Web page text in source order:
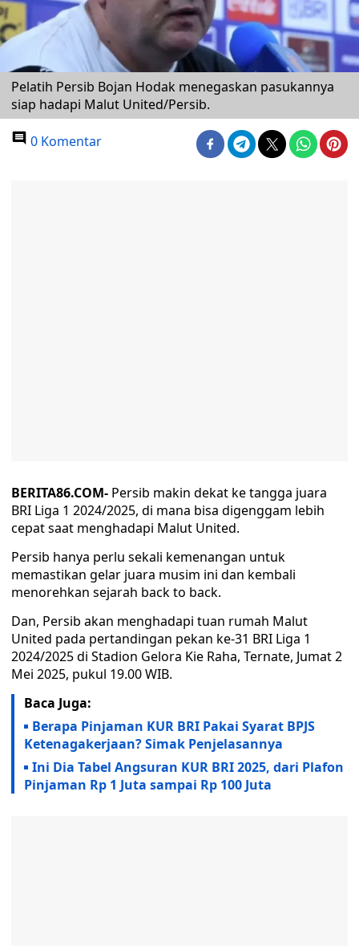
Pelatih Persib Bojan Hodak menegaskan pasukannya
siap hadapi Malut United/Persib.
0 Komentar
BERITA86.COM- Persib makin dekat ke tangga juara
BRI Liga 1 2024/2025, di mana bisa digenggam lebih
cepat saat menghadapi Malut United.
Persib hanya perlu sekali kemenangan untuk
memastikan gelar juara musim ini dan kembali
menorehkan sejarah back to back.
Dan, Persib akan menghadapi tuan rumah Malut
United pada pertandingan pekan ke-31 BRI Liga 1
2024/2025 di Stadion Gelora Kie Raha, Ternate, Jumat 2
Mei 2025, pukul 19.00 WIB.
Baca Juga:
Berapa Pinjaman KUR BRI Pakai Syarat BPJS
Ketenagakerjaan? Simak Penjelasannya
Ini Dia Tabel Angsuran KUR BRI 2025, dari Plafon
Pinjaman Rp 1 Juta sampai Rp 100 Juta